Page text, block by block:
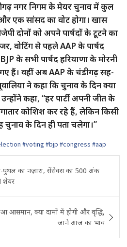
नगर निगम के मेयर चुनाव में कुल
एक सांसद का वोट होगा। खास
दोनों को अपने पार्षदों के टूटने का
वोटिंग से पहले AAP के पार्षद
के सभी पार्षद हरियाणा के मोरनी
गए हैं। वहीं अब AAP के चंडीगढ़ सह-
ने कहा कि चुनाव के दिन क्या
कहा, “हर पार्टी अपनी जीत के
कोशिश कर रहे हैं, लेकिन किसी
चुनाव के दिन ही पता चलेगा।”
#voting #bjp #congress #aap
पुथल का नज़ारा, सेंसेक्स का 500 अंक
शेयर
आसमान, क्या दामों में होगी और वृद्धि,
जाने आज का भाव